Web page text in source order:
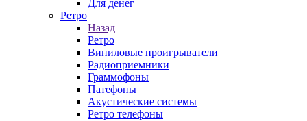
Для денег
Ретро
Назад
Ретро
Виниловые проигрыватели
Радиоприемники
Граммофоны
Патефоны
Акустические системы
Ретро телефоны